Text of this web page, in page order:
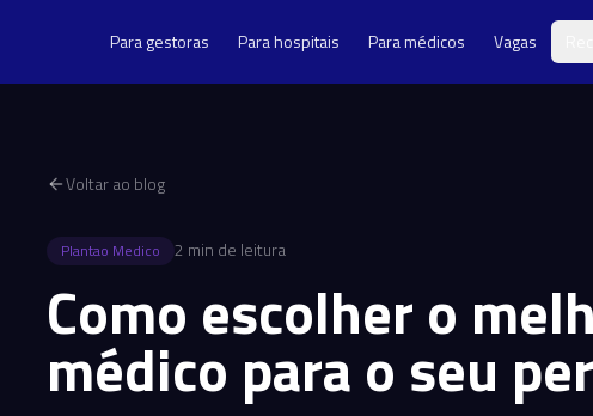
Para gestoras Para hospitais Para médicos Vagas
Voltar ao blog
Plantao Medico 2 min de leitura
Como escolher o
médico para o seu